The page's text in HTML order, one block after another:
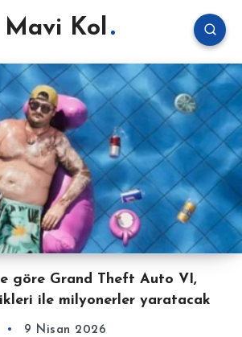
Mavi Kol
göre Grand Theft Auto VI,
ile milyonerler yaratacak
9 Nisan 2026